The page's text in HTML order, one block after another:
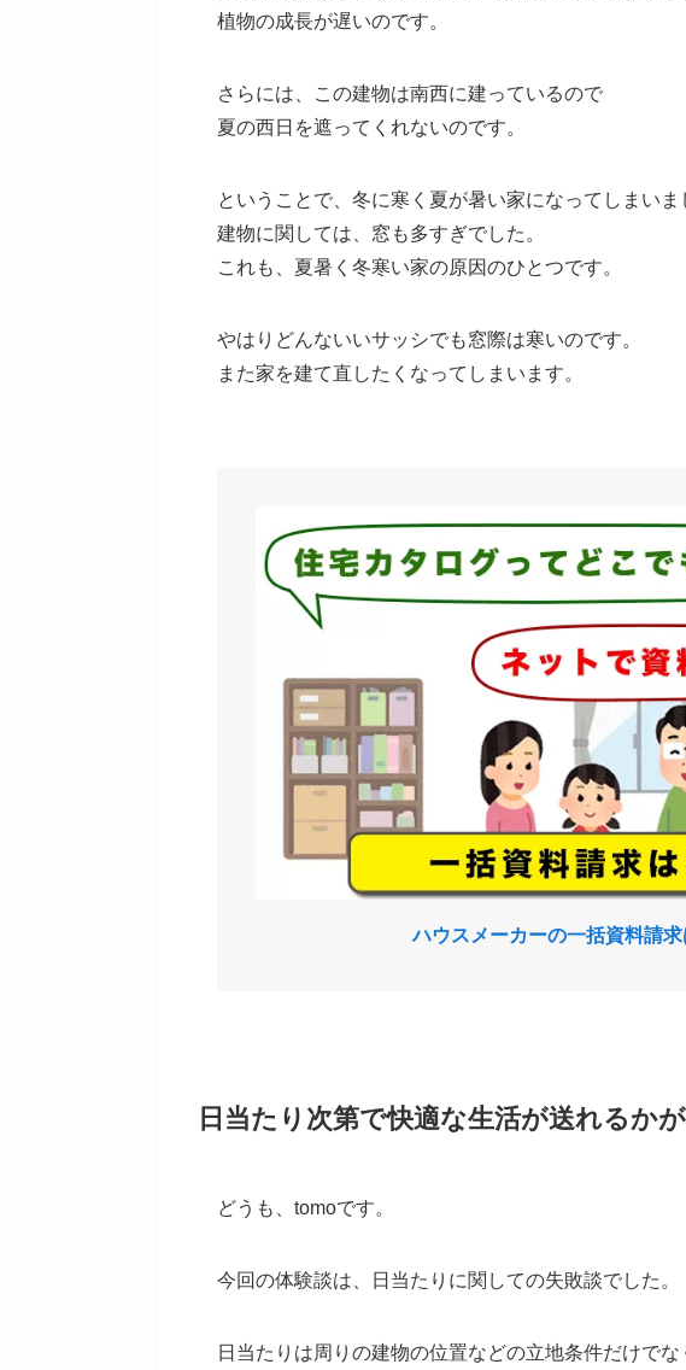
植物の成長が遅いのです。
さらには、この建物は南西に建っているので
夏の西日を遮ってくれないのです。
ということで、冬に寒く夏が暑い家になってしまいま
建物に関しては、窓も多すぎでした。
これも、夏暑く冬寒い家の原因のひとつです。
やはりどんないいサッシでも窓際は寒いのです。
また家を建て直したくなってしまいます。
ハウスメーカーの一括資料請
日当たり次第で快適な生活が送れるか
どうも、tomoです。
今回の体験談は、日当たりに関しての失敗談でした。
日当たりは周りの建物の位置などの立地条件だけで